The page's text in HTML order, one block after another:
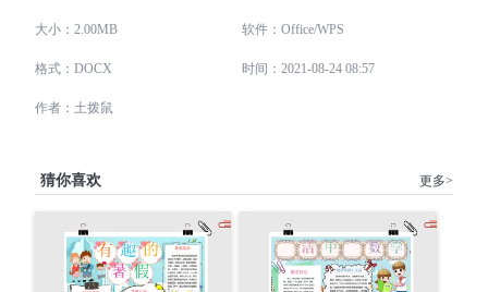
大小：2.00MB 软件：Office/WPS
格式：DOCX 时间：2021-08-24 08:57
作者：土拨鼠
猜你喜欢 更多>